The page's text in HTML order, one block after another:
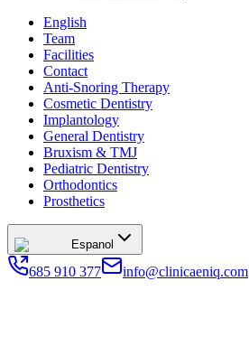
English
Team
Facilities
Contact
Anti-Snoring Therapy
Cosmetic Dentistry
Implantology
General Dentistry
Bruxism & TMJ
Pediatric Dentistry
Orthodontics
Prosthetics
Espanol
685 910 377 info@clinicaeniq.com